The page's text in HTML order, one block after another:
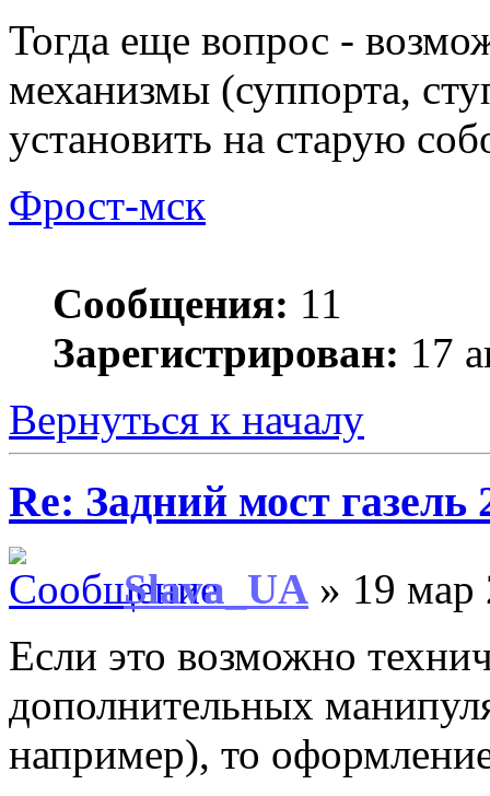
Тогда еще вопрос -
механизмы (суппорта,
установить на старую
Фрост-мск
Сообщения: 11
Зарегистрирован: 17
Вернуться к началу
Re: Задний мост газель
Slava_UA » 19 мар
Если это возможно
дополнительных
например), то